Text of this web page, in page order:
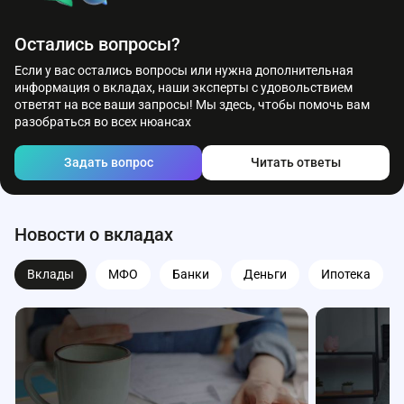
Остались вопросы?
Если у вас остались вопросы или нужна дополнительная
информация о вкладах, наши эксперты с удовольствием
ответят на все ваши запросы! Мы здесь, чтобы помочь вам
разобраться во всех нюансах
Задать вопрос Читать ответы
Новости о вкладах
Вклады МФО Банки Деньги Ипотека